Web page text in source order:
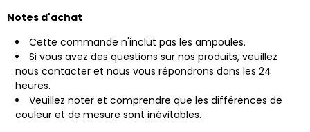
Notes d'achat
Cette commande n'inclut pas les ampoules.
Si vous avez des questions sur nos produits, veuillez
nous contacter et nous vous répondrons dans les 24
heures.
Veuillez noter et comprendre que les différences de
couleur et de mesure sont inévitables.